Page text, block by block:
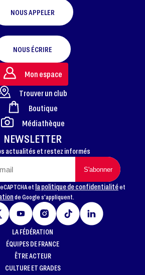
FOOTER
NOUS APPELER
NOUS ÉCRIRE
NEWSLETTER
actualités et restez informés
et la politique de confidentialitéet
de Google s'appliquent.
Mon espace
Trouver un club
Boutique
Médiathèque
LA FÉDÉRATION
ÉQUIPES DE FRANCE
ÊTRE ACTEUR
CULTURE ET GRADES